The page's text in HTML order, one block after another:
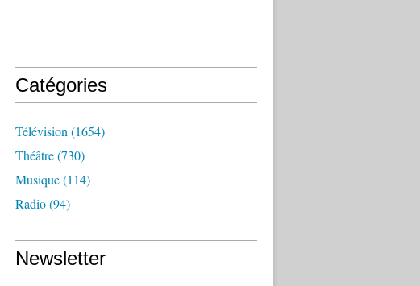
Catégories
Télévision (1654)
Théâtre(730)
Musique(114)
Radio(94)
Newsletter